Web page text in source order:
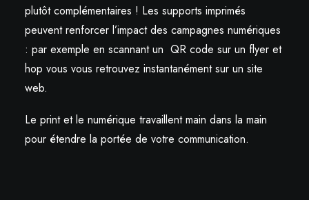
plutôt complémentaires ! Les supports imprimés
peuvent renforcer l’impact des campagnes numériques
: par exemple en scannant un QR code sur un flyer et
hop vous vous retrouvez instantanément sur un site
web.
Le print et le numérique travaillent main dans la main
pour étendre la portée de votre communication.